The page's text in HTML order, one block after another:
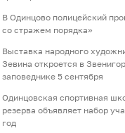
В Одинцово полицейский
со стражем порядка»
Выставка народного
Зевина откроется в
заповеднике 5 сентября
Одинцовская спортивная
резерва объявляет набор
год